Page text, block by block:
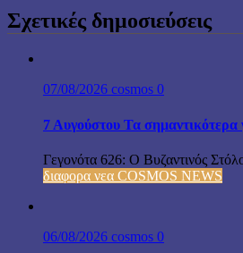
Σχετικές δημοσιεύσεις
07/08/2026 cosmos 0
7 Αυγούστου Τα σημαντικότερα
Γεγονότα 626: Ο Βυζαντινός
διαφορα νεα COSMOS NEWS
06/08/2026 cosmos 0